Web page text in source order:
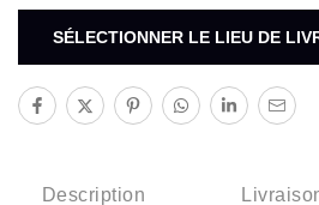
SÉLECTIONNER LE LIEU DE
Description